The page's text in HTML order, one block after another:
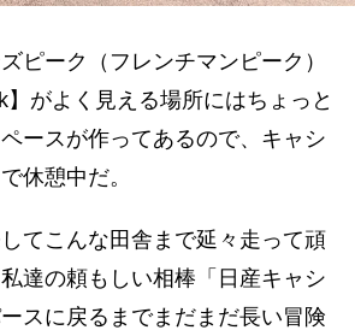
ピーク（フレンチマンピーク）
】がよく見える場所にはちょっと
ースが作ってあるので、キャシ
休憩中だ。
てこんな田舎まで延々走って頑
達の頼もしい相棒「日産キャシ
スに戻るまでまだまだ長い冒険